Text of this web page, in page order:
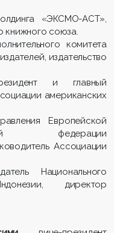
«ЭКСМО-АСТ»,
книжного союза.
комитета
издательство
и главный
американских
Европейской
федерации
Ассоциации
Национального
директор